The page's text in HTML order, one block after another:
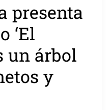
presenta
‘El
un árbol
y